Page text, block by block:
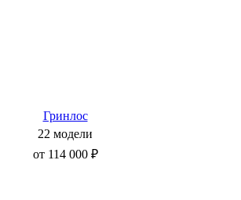
Гринлос
22 модели
от 114 000 ₽